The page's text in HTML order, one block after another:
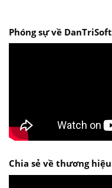
Phóng sự về DanTriSoft
Chia sẻ về thương hiệu